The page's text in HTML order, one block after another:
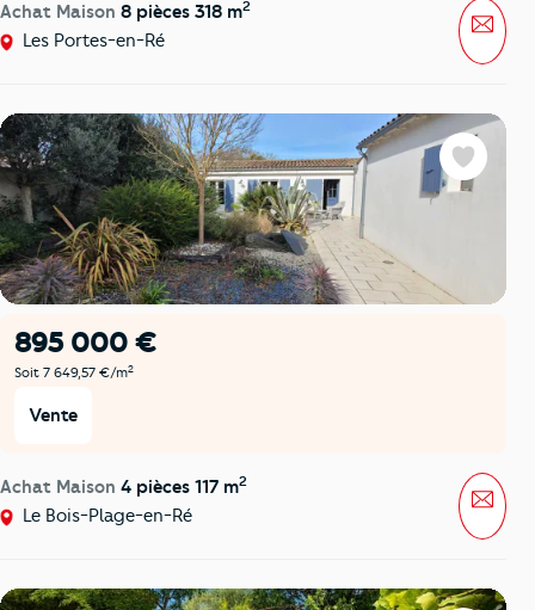
Achat Maison 8 pièces 318 m2
Les Portes-en-Ré
895 000 €
Soit 7 649,57 €/m2
Vente
Achat Maison 4 pièces 117 m2
Le Bois-Plage-en-Ré
Favoris